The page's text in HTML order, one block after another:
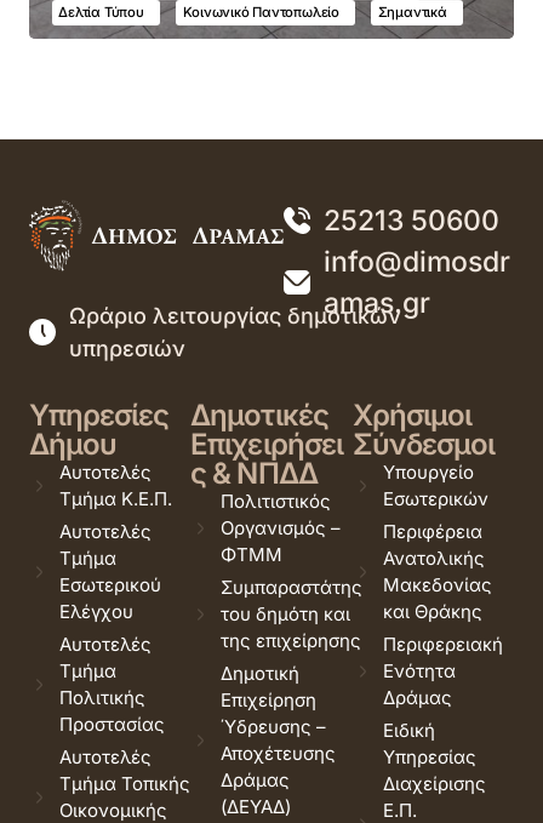
Δελτία Τύπου
Κοινωνικό Παντοπωλείο Σημαντικά
25213 50600
info@dimosdr
amas.gr
Ωράριο λειτουργίας δημοτικών
υπηρεσιών
Υπηρεσίες
Δήμου
Αυτοτελές
Τμήμα Κ.Ε.Π.
Αυτοτελές
Τμήμα
Εσωτερικού
Ελέγχου
Αυτοτελές
Τμήμα
Πολιτικής
Προστασίας
Αυτοτελές
Τμήμα Τοπικής
Οικονομικής
Δημοτικές
Επιχειρήσει
ς & ΝΠΔΔ
Πολιτιστικός
Οργανισμός –
ΦΤΜΜ
Συμπαραστάτης
του δημότη και
της επιχείρησης
Δημοτική
Επιχείρηση
Ύδρευσης –
Αποχέτευσης
Δράμας
(ΔΕΥΑΔ)
Χρήσιμοι
Σύνδεσμοι
Υπουργείο
Εσωτερικών
Περιφέρεια
Ανατολικής
Μακεδονίας
και Θράκης
Περιφερειακή
Ενότητα
Δράμας
Ειδική
Υπηρεσίας
Διαχείρισης
Ε.Π.